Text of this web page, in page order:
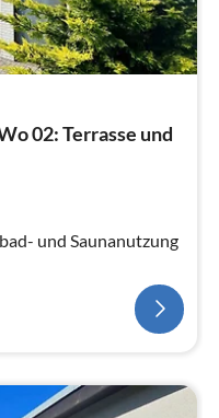
02: Terrasse und
und Saunanutzung